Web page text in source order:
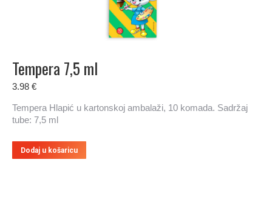
Tempera 7,5 ml
3.98 €
Tempera Hlapić u kartonskoj ambalaži, 10 komada. Sadržaj
tube: 7,5 ml
Dodaj u košaricu